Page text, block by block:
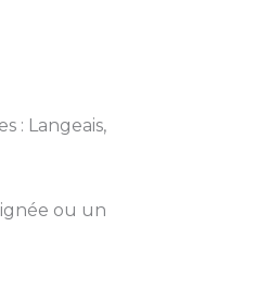
: Langeais,
ou un